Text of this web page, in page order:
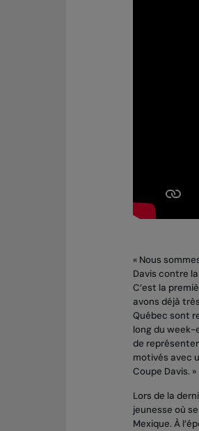
« Nous
Davis contre
C’est la
avons déjà
Québec sont
long du week-
de
motivés avec
Coupe Davis. »
Lors de la
jeunesse où
Mexique. À